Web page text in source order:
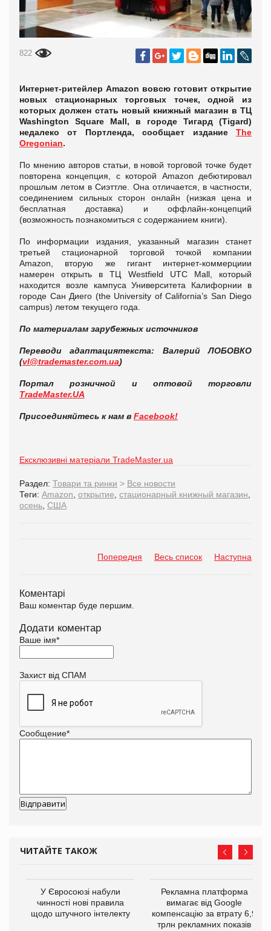
822
Интернет-ритейлер Amazon вовсю готовит открытие
новых стационарных торговых точек, одной из
которых должен стать новый книжный магазин в ТЦ
Washington Square Mall, в городе Тигард (Tigard)
недалеко от Портленда, сообщает издание The
Oregonian.
По мнению авторов статьи, в новой торговой точке будет
повторена концепция, с которой Amazon дебютировал
прошлым летом в Сиэттле. Она отличается, в частности,
соединением сильных сторон онлайн (низкая цена и
бесплатная доставка) и оффлайн-концепций
(возможность познакомиться с содержанием книги).
По информации издания, указанный магазин станет
третьей стационарной торговой точкой компании
Amazon, вторую же гигант интернет-коммерциии
намерен открыть в ТЦ Westfield UTC Mall, который
находится возле кампуса Университета Калифорнии в
городе Сан Диего (the University of California’s San Diego
campus) летом текущего года.
По материалам зарубежных источников
Переводи адаптациятекста: Валерий ЛОБОВКО
(vl@trademaster.com.ua)
Портал розничной и оптовой торговли
TradeMaster.UA
Присоединяйтесь к нам в Facebook!
Ексклюзивні матеріали TradeMaster.ua
Раздел: Товари та ринки > Все новости
Теги: Amazon открытие стационарный книжный магазин
осень США
Попередня Весь список Наступна
Коментарі
Ваш коментар буде першим.
Додати коментар
Ваше імя*
Захист від СПАМ
Сообщение*
ЧИТАЙТЕ ТАКОЖ
У Євросоюзі набули
чинності нові правила
щодо штучного інтелекту
Рекламна платформа
вимагає від Google
компенсацію за втрату 6,9
трлн рекламних показів